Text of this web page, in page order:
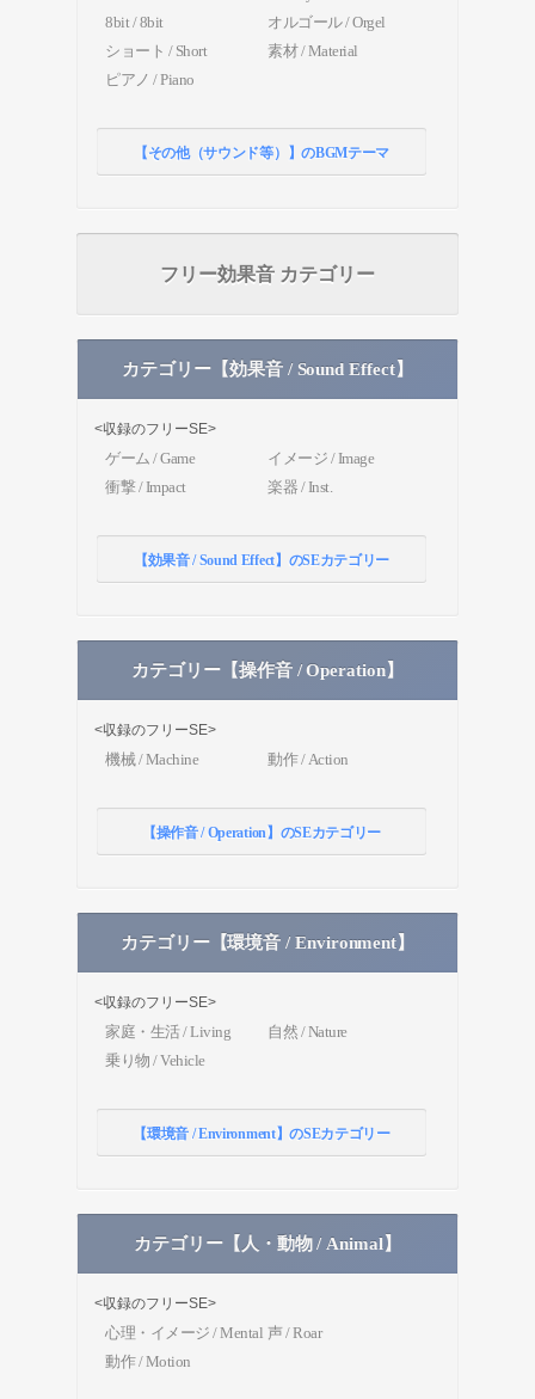
8bit / 8bit
オルゴール / Orgel
ショート / Short
素材 / Material
ピアノ / Piano
【その他（サウンド等）】のBGMテーマ
フリー効果音 カテゴリー
カテゴリー【効果音 / Sound Effect】
<収録のフリーSE>
ゲーム / Game
イメージ / Image
衝撃 / Impact
楽器 / Inst.
【効果音 / Sound Effect】のSEカテゴリー
カテゴリー【操作音 / Operation】
<収録のフリーSE>
機械 / Machine 動作 / Action
【操作音 / Operation】のSEカテゴリー
カテゴリー【環境音 / Environment】
<収録のフリーSE>
家庭・生活 / Living
自然 / Nature
乗り物 / Vehicle
【環境音 / Environment】のSEカテゴリー
カテゴリー【人・動物 / Animal】
<収録のフリーSE>
心理・イメージ / Mental 声 / Roar
動作 / Motion